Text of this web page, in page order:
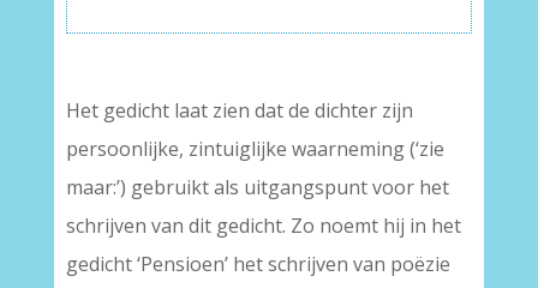
Het gedicht laat zien dat de dichter zijn
persoonlijke, zintuiglijke waarneming (‘zie
maar:’) gebruikt als uitgangspunt voor het
schrijven van dit gedicht. Zo noemt hij in het
gedicht ‘Pensioen’ het schrijven van poëzie